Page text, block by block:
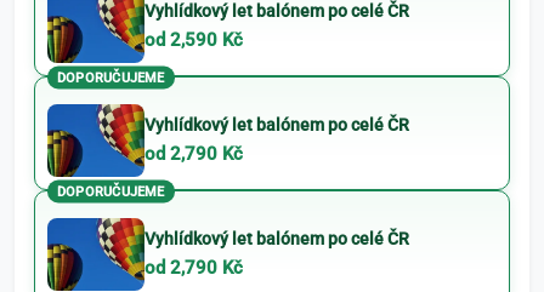
Vyhlídkový let balónem po celé ČR
od 2,590 Kč
DOPORUČUJEME
Vyhlídkový let balónem po celé ČR
od 2,790 Kč
DOPORUČUJEME
Vyhlídkový let balónem po celé ČR
od 2,790 Kč